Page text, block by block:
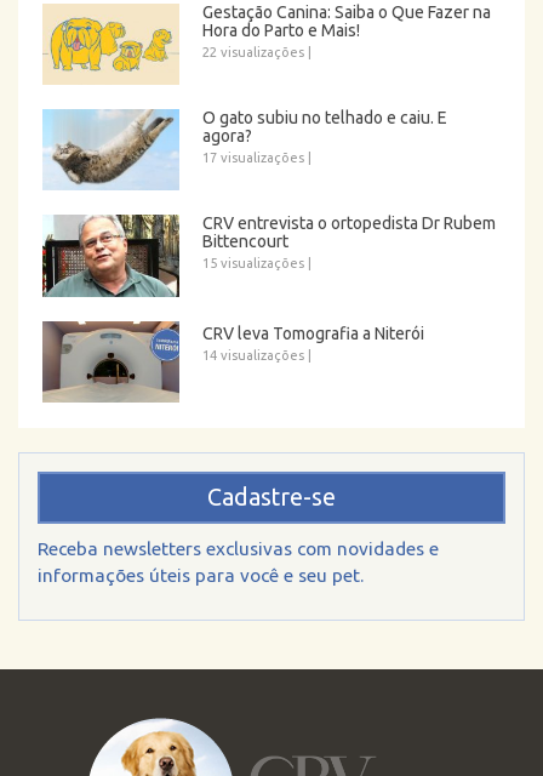
Gestação Canina: Saiba o Que Fazer na
Hora do Parto e Mais!
22 visualizações
O gato subiu no telhado e caiu. E
agora?
17 visualizações
CRV entrevista o ortopedista Dr Rubem
Bittencourt
15 visualizações
CRV leva Tomografia a Niterói
14 visualizações
Cadastre-se
Receba newsletters exclusivas com novidades e
informações úteis para você e seu pet.